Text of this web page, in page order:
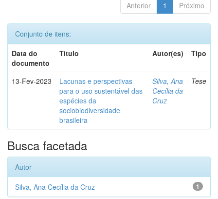
Anterior 1 Próximo
Conjunto de itens:
Data do
documento
Título Autor(es) Tipo
13-Fev-2023
Lacunas e perspectivas
para o uso sustentável das
espécies da
sociobiodiversidade
brasileira
Silva, Ana
Cecília da
Cruz
Tese
Busca facetada
Autor
1
Silva, Ana Cecília da Cruz